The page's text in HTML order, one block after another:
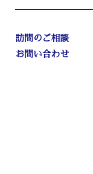
訪問のご相談
お問い合わせ